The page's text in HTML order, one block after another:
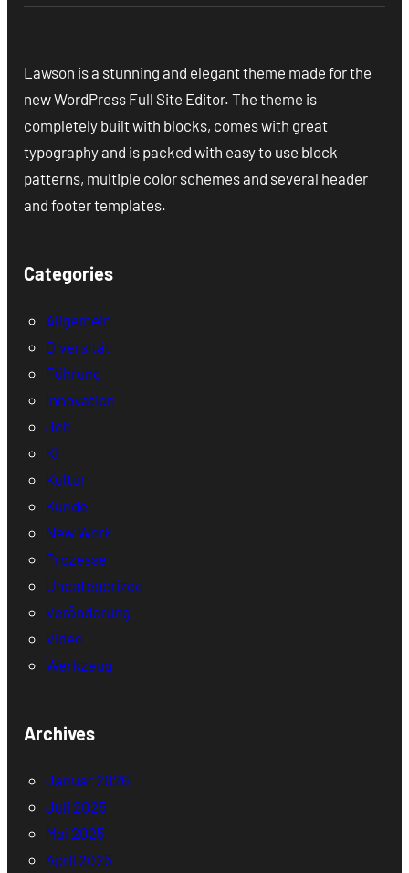
Lawson is a stunning and elegant theme made for the
new WordPress Full Site Editor. The theme is
completely built with blocks, comes with great
typography and is packed with easy to use block
patterns, multiple color schemes and several header
and footer templates.
Categories
Allgemein
Diversität
Führung
Innovation
Job
KI
Kultur
Kunde
New Work
Prozesse
Uncategorized
Veränderung
Video
Werkzeug
Archives
Januar 2026
Juli 2025
Mai 2025
April 2025